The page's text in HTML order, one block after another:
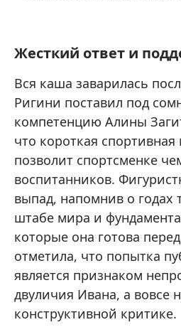
Жесткий ответ и
Вся каша заварилась
Ригини поставил под
компетенцию Алины
что короткая спортивная
позволит спортсменке
воспитанников.
выпад, напомнив о годах
штабе мира и
которые она готова
отметила, что попытка
является признаком
двуличия Ивана, а вовсе
конструктивной критике.